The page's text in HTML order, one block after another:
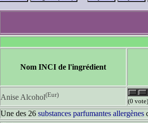
Nom INCI de l'ingrédient
Anise Alcohol(Eur)
(0 vote)
Une des 26 substances parfumantes allergènes